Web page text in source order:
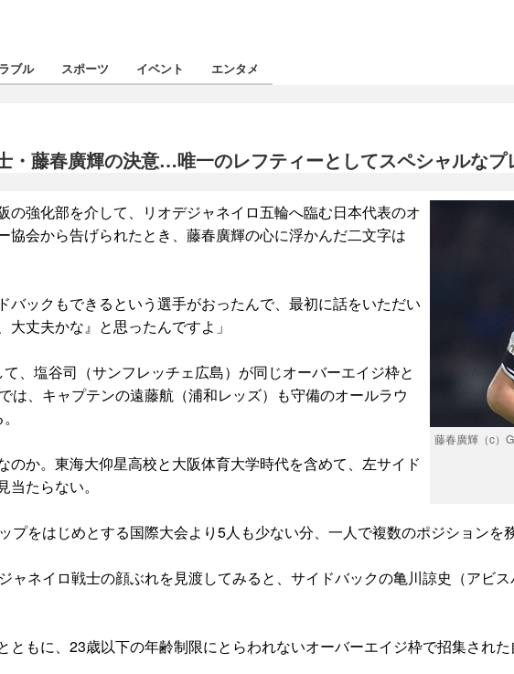
ス
ー
ブル スポーツ イベント エンタメ
・藤春廣輝の決意…唯一のレフティーとしてスペシャルなプ
藤春廣輝（c）
強化部を介して、リオデジャネイロ五輪へ臨む日本代表のオ
協会から告げられたとき、藤春廣輝の心に浮かんだ二文字は
バックもできるという選手がおったんで、最初に話をいただい
丈夫かな』と思ったんですよ」
、塩谷司（サンフレッチェ広島）が同じオーバーエイジ枠と
は、キャプテンの遠藤航（浦和レッズ）も守備のオールラウ
か。東海大仰星高校と大阪体育大学時代を含めて、左サイド
たらない。
をはじめとする国際大会より5人も少ない分、一人で複数のポジションを
ャネイロ戦士の顔ぶれを見渡してみると、サイドバックの亀川諒史（アビ
もに、23歳以下の年齢制限にとらわれないオーバーエイジ枠で招集され